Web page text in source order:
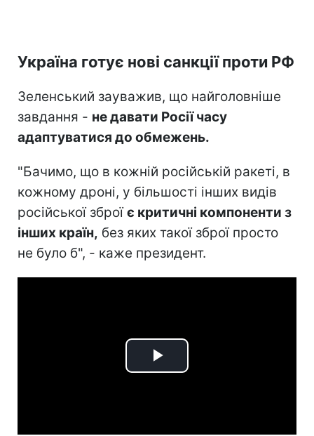
Україна готує нові санкції проти РФ
Зеленський зауважив, що найголовніше
завдання - не давати Росії часу
адаптуватися до обмежень.
"Бачимо, що в кожній російській ракеті, в
кожному дроні, у більшості інших видів
російської зброїє критичні компоненти з
інших країн, без яких такої зброї просто
не було б", - каже президент.
Play